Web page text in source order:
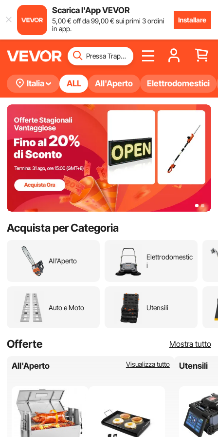
Scarica l'App VEVOR
5,00€ off da99,00€ sui primi 3 ordini
in app.
Installare
Italia ALL All'Aperto Elettrodomestici
Acquista per Categoria
All'Aperto
Auto e Moto
Elettrodomestic
i
Utensili
Offerte Mostra tutto
All'Aperto Visualizza tutto Utensili